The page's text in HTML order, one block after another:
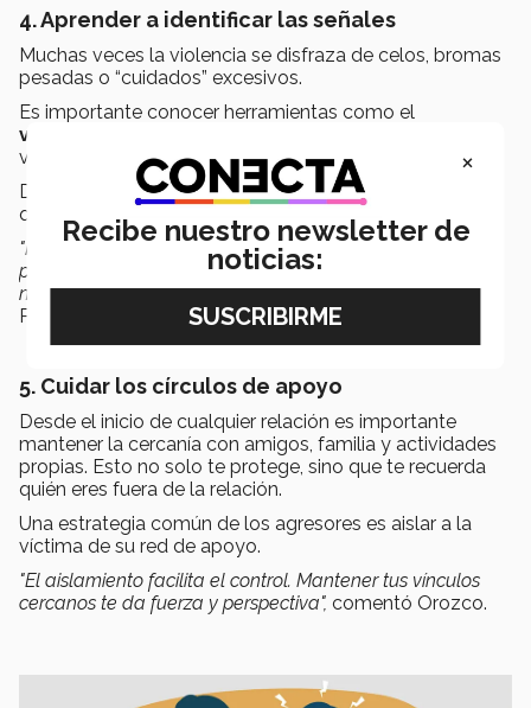
4. Aprender a identificar las señales
Muchas veces la violencia se disfraza de celos, bromas
pesadas o “cuidados” excesivos.
Es importante conocer herramientas como el
violentómetro
violencia.
Detectar estos focos rojos desde el inicio puede evitar
que la relación escale a niveles más peligrosos.
"Reconocer los primeros signos de violencia es clave para
prevenir una relación dañina. Si algo te incomoda, ponle
nombre y no lo normalices",recordó la doctora en
Psicología Clínica.
5. Cuidar los círculos de apoyo
Desde el inicio de cualquier relación es importante
mantener la cercanía con amigos, familia y actividades
propias. Esto no solo te protege, sino que te recuerda
quién eres fuera de la relación.
Una estrategia común de los agresores es aislar a la
víctima de su red de apoyo.
"El aislamiento facilita el control. Mantener tus vínculos
cercanos te da fuerza y perspectiva", comentó Orozco.
×
Recibe nuestro newsletter de
noticias: